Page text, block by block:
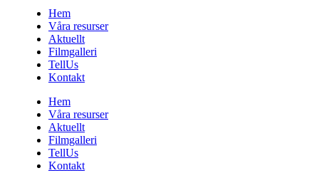
Hem
Våra resurser
Aktuellt
Filmgalleri
TellUs
Kontakt
Hem
Våra resurser
Aktuellt
Filmgalleri
TellUs
Kontakt